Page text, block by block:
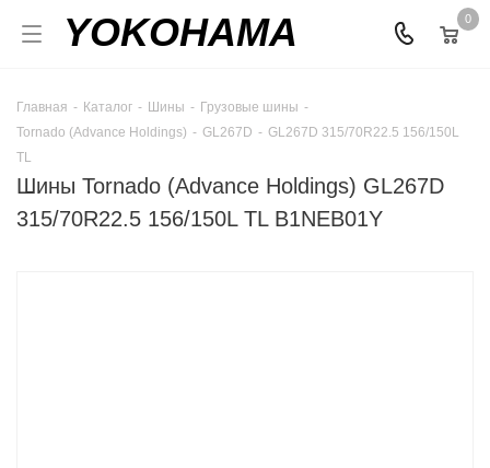
YOKOHAMA 0
Главная - Каталог - Шины - Грузовые шины -
Tornado (Advance Holdings) - GL267D - GL267D 315/70R22.5 156/150L
TL
Шины Tornado (Advance Holdings) GL267D
315/70R22.5 156/150L TL B1NEB01Y